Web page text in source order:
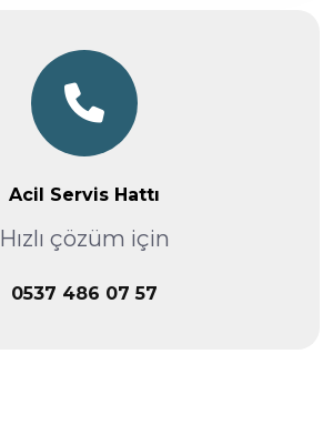
Acil Servis Hattı
Hızlı çözüm için
0537 486 07 57